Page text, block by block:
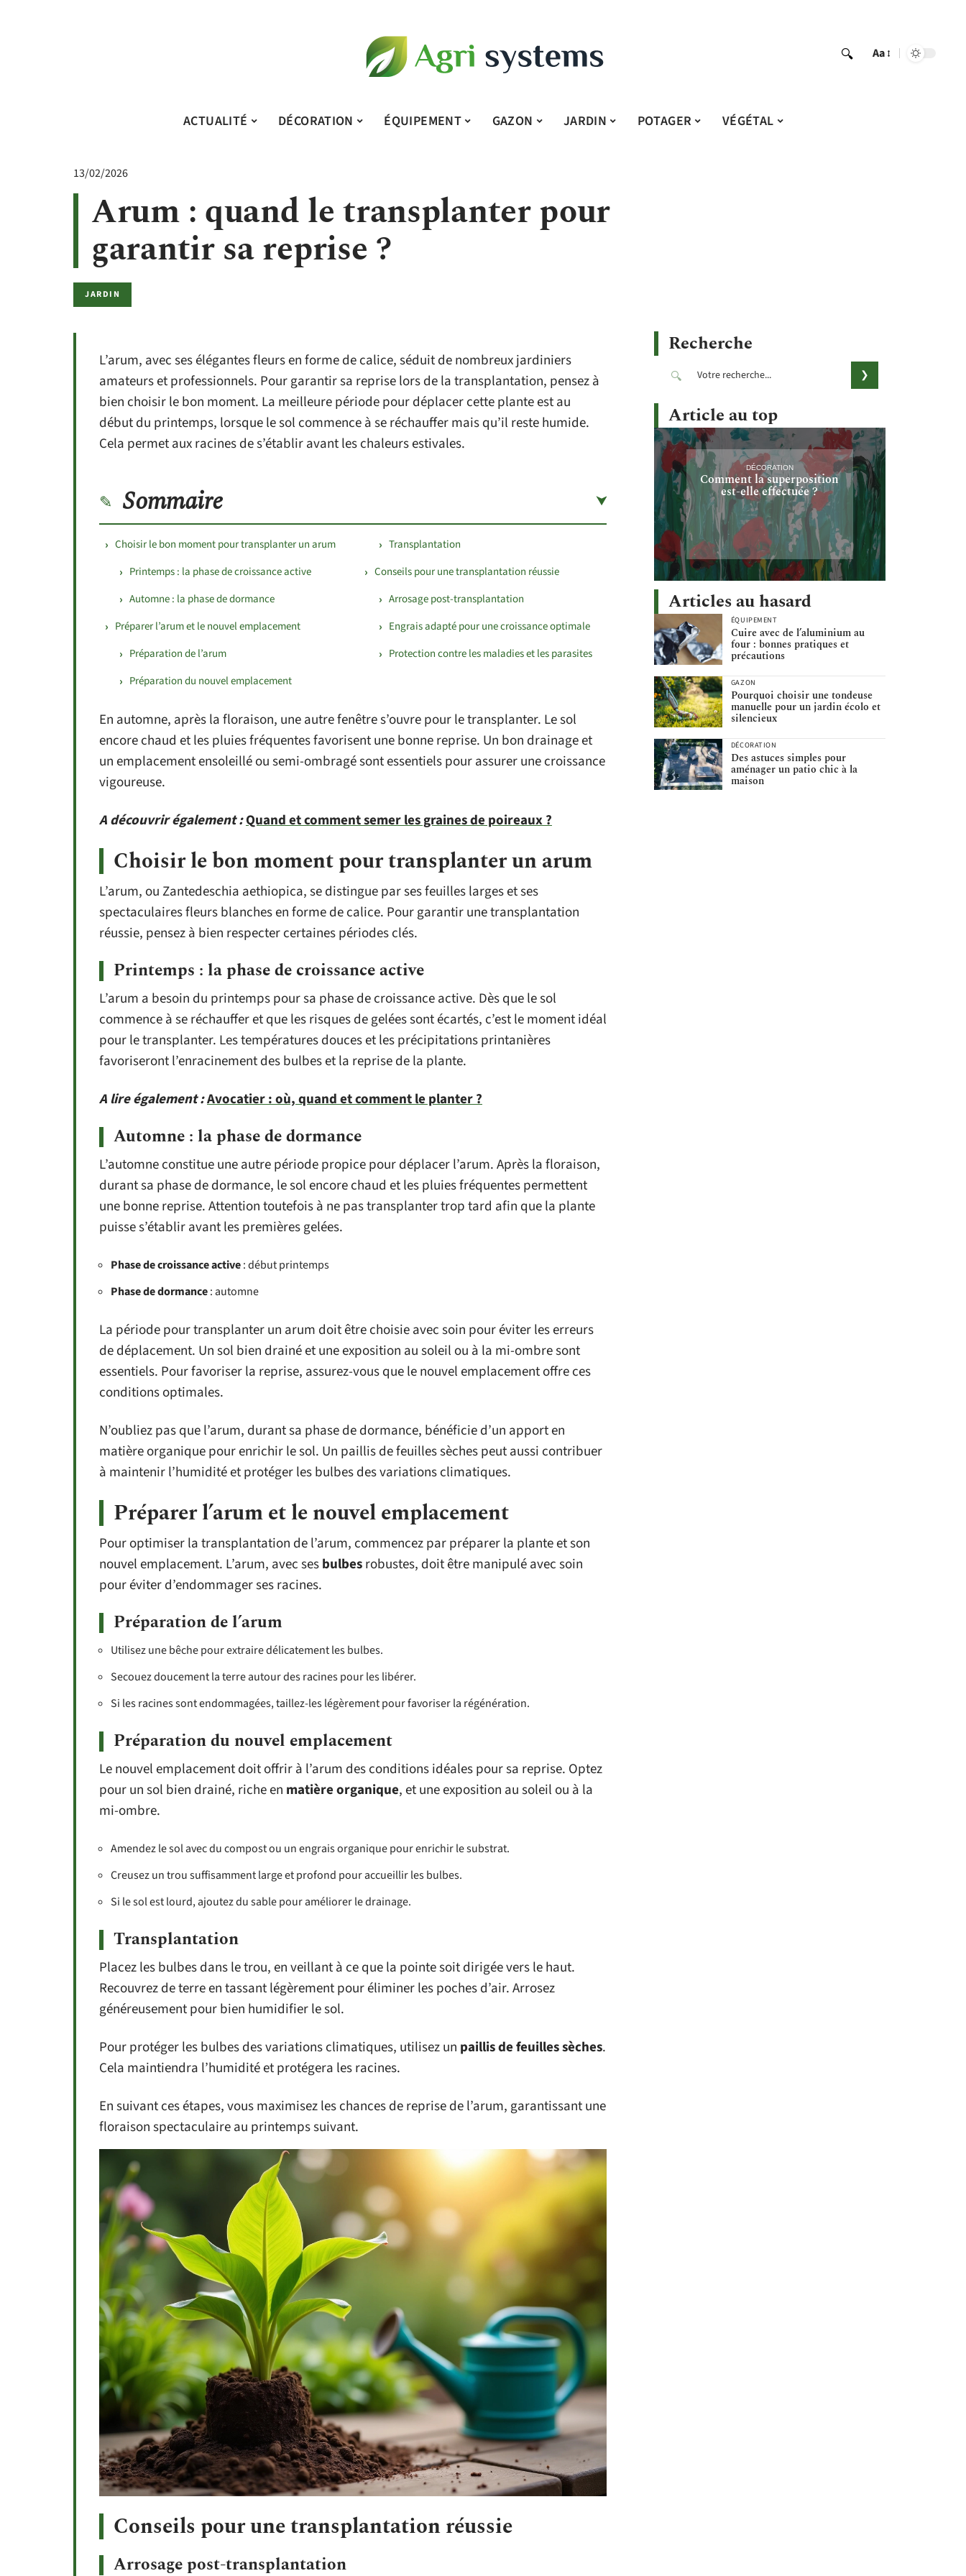
Aa
ACTUALITÉ DÉCORATION ÉQUIPEMENT GAZON JARDIN POTAGER VÉGÉTAL
13/02/2026
Arum : quand le transplanter pour
garantir sa reprise ?
JARDIN
L’arum, avec ses élégantes fleurs en forme de calice, séduit de nombreux jardiniers
amateurs et professionnels. Pour garantir sa reprise lors de la transplantation, pensez à
bien choisir le bon moment. La meilleure période pour déplacer cette plante est au
début du printemps, lorsque le sol commence à se réchauffer mais qu’il reste humide.
Cela permet aux racines de s’établir avant les chaleurs estivales.
Sommaire
Choisir le bon moment pour transplanter un arum
Printemps : la phase de croissance active
Automne : la phase de dormance
Préparer l’arum et le nouvel emplacement
Préparation de l’arum
Préparation du nouvel emplacement
Transplantation
Conseils pour une transplantation réussie
Arrosage post-transplantation
Engrais adapté pour une croissance optimale
Protection contre les maladies et les parasites
En automne, après la floraison, une autre fenêtre s’ouvre pour le transplanter. Le sol
encore chaud et les pluies fréquentes favorisent une bonne reprise. Un bon drainage et
un emplacement ensoleillé ou semi-ombragé sont essentiels pour assurer une croissance
vigoureuse.
A découvrir également :Quand et comment semer les graines de poireaux ?
Choisir le bon moment pour transplanter un arum
L’arum, ou Zantedeschia aethiopica, se distingue par ses feuilles larges et ses
spectaculaires fleurs blanches en forme de calice. Pour garantir une transplantation
réussie, pensez à bien respecter certaines périodes clés.
Printemps : la phase de croissance active
L’arum a besoin du printemps pour sa phase de croissance active. Dès que le sol
commence à se réchauffer et que les risques de gelées sont écartés, c’est le moment idéal
pour le transplanter. Les températures douces et les précipitations printanières
favoriseront l’enracinement des bulbes et la reprise de la plante.
A lire également :Avocatier : où, quand et comment le planter ?
Automne : la phase de dormance
L’automne constitue une autre période propice pour déplacer l’arum. Après la floraison,
durant sa phase de dormance, le sol encore chaud et les pluies fréquentes permettent
une bonne reprise. Attention toutefois à ne pas transplanter trop tard afin que la plante
puisse s’établir avant les premières gelées.
Phase de croissance active: début printemps
Phase de dormance: automne
La période pour transplanter un arum doit être choisie avec soin pour éviter les erreurs
de déplacement. Un sol bien drainé et une exposition au soleil ou à la mi-ombre sont
essentiels. Pour favoriser la reprise, assurez-vous que le nouvel emplacement offre ces
conditions optimales.
N’oubliez pas que l’arum, durant sa phase de dormance, bénéficie d’un apport en
matière organique pour enrichir le sol. Un paillis de feuilles sèches peut aussi contribuer
à maintenir l’humidité et protéger les bulbes des variations climatiques.
Préparer l’arum et le nouvel emplacement
Pour optimiser la transplantation de l’arum, commencez par préparer la plante et son
nouvel emplacement. L’arum, avec sesbulbesrobustes, doit être manipulé avec soin
pour éviter d’endommager ses racines.
Préparation de l’arum
Utilisez une bêche pour extraire délicatement les bulbes.
Secouez doucement la terre autour des racines pour les libérer.
Si les racines sont endommagées, taillez-les légèrement pour favoriser la régénération.
Préparation du nouvel emplacement
Le nouvel emplacement doit offrir à l’arum des conditions idéales pour sa reprise. Optez
pour un sol bien drainé, riche en matière organique, et une exposition au soleil ou à la
mi-ombre.
Amendez le sol avec du compost ou un engrais organique pour enrichir le substrat.
Creusez un trou suffisamment large et profond pour accueillir les bulbes.
Si le sol est lourd, ajoutez du sable pour améliorer le drainage.
Transplantation
Placez les bulbes dans le trou, en veillant à ce que la pointe soit dirigée vers le haut.
Recouvrez de terre en tassant légèrement pour éliminer les poches d’air. Arrosez
généreusement pour bien humidifier le sol.
Pour protéger les bulbes des variations climatiques, utilisez un paillis de feuilles sèches.
Cela maintiendra l’humidité et protégera les racines.
En suivant ces étapes, vous maximisez les chances de reprise de l’arum, garantissant une
floraison spectaculaire au printemps suivant.
Conseils pour une transplantation réussie
Arrosage post-transplantation
Recherche
Article au top
DÉCORATION
Comment la superposition
est-elle effectuée ?
Articles au hasard
ÉQUIPEMENT
Cuire avec de l’aluminium au
four : bonnes pratiques et
précautions
GAZON
Pourquoi choisir une tondeuse
manuelle pour un jardin écolo et
silencieux
DÉCORATION
Des astuces simples pour
aménager un patio chic à la
maison